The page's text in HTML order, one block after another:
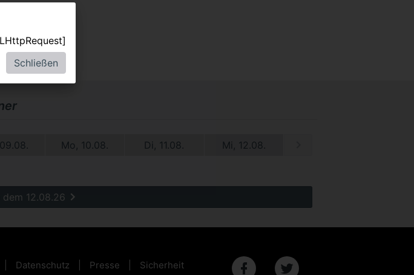
Mo, 10.08. Di, 11.08. Mi, 12.08.
12.08.26
Datenschutz Presse Sicherheit
Schließen